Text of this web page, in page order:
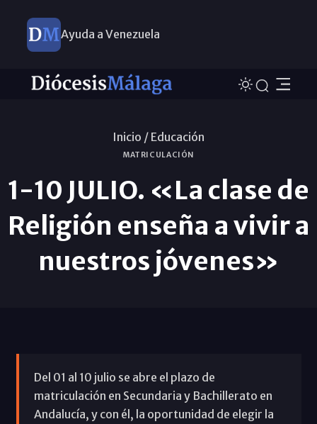
Ayuda a Venezuela
Inicio / Educación
MATRICULACIÓN
1-10 JULIO. «La clase de
Religión enseña a vivir a
nuestros jóvenes»
Del 01 al 10 julio se abre el plazo de
matriculación en Secundaria y Bachillerato en
Andalucía, y con él, la oportunidad de elegir la